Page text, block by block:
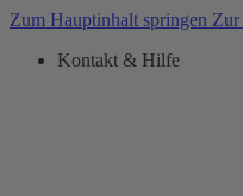
Zum Hauptinhalt springen Zur
Kontakt & Hilfe